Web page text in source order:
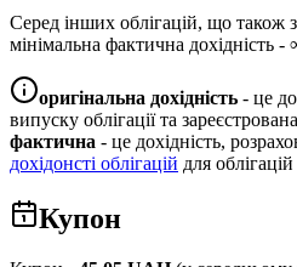
Серед інших облігацій, що також
мінімальна фактична дохідність -
оригінальна дохідність - це
випуску облігації та
фактична - це дохідність,
дохідонсті облігацій для
Купон